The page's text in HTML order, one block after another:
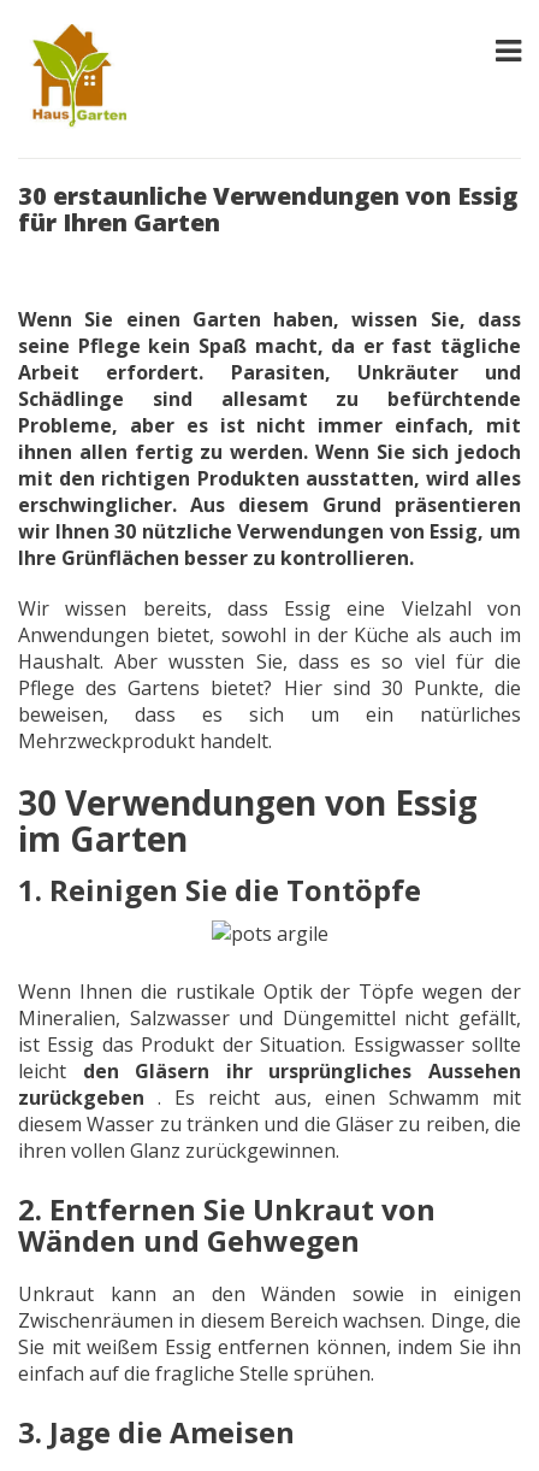
30 erstaunliche Verwendungen von Essig
für Ihren Garten
Wenn Sie einen Garten haben, wissen Sie, dass
seine Pflege kein Spaß macht, da er fast tägliche
Arbeit erfordert. Parasiten, Unkräuter und
Schädlinge sind allesamt zu befürchtende
Probleme, aber es ist nicht immer einfach, mit
ihnen allen fertig zu werden. Wenn Sie sich jedoch
mit den richtigen Produkten ausstatten, wird alles
erschwinglicher. Aus diesem Grund präsentieren
wir Ihnen 30 nützliche Verwendungen von Essig, um
Ihre Grünflächen besser zu kontrollieren.
Wir wissen bereits, dass Essig eine Vielzahl von
Anwendungen bietet, sowohl in der Küche als auch im
Haushalt. Aber wussten Sie, dass es so viel für die
Pflege des Gartens bietet? Hier sind 30 Punkte, die
beweisen, dass es sich um ein natürliches
Mehrzweckprodukt handelt.
30 Verwendungen von Essig
im Garten
1. Reinigen Sie die Tontöpfe
Wenn Ihnen die rustikale Optik der Töpfe wegen der
Mineralien, Salzwasser und Düngemittel nicht gefällt,
ist Essig das Produkt der Situation. Essigwasser sollte
leicht den Gläsern ihr ursprüngliches Aussehen
zurückgeben. Es reicht aus, einen Schwamm mit
diesem Wasser zu tränken und die Gläser zu reiben, die
ihren vollen Glanz zurückgewinnen.
2. Entfernen Sie Unkraut von
Wänden und Gehwegen
Unkraut kann an den Wänden sowie in einigen
Zwischenräumen in diesem Bereich wachsen. Dinge, die
Sie mit weißem Essig entfernen können, indem Sie ihn
einfach auf die fragliche Stelle sprühen.
3. Jage die Ameisen